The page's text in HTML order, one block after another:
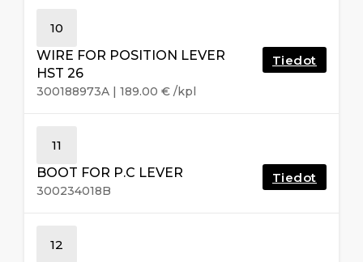
10
WIRE FOR POSITION LEVER
HST 26
300188973A | 189.00 € /kpl
Tiedot
11
BOOT FOR P.C LEVER
300234018B
Tiedot
12